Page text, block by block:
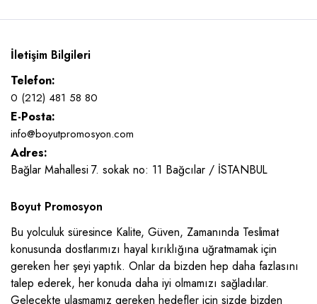
İletişim Bilgileri
Telefon:
0 (212) 481 58 80
E-Posta:
info@boyutpromosyon.com
Adres:
Bağlar Mahallesi 7. sokak no: 11 Bağcılar / İSTANBUL
Boyut Promosyon
Bu yolculuk süresince Kalite, Güven, Zamanında Teslimat
konusunda dostlarımızı hayal kırıklığına uğratmamak için
gereken her şeyi yaptık. Onlar da bizden hep daha fazlasını
talep ederek, her konuda daha iyi olmamızı sağladılar.
Gelecekte ulaşmamız gereken hedefler için sizde bizden